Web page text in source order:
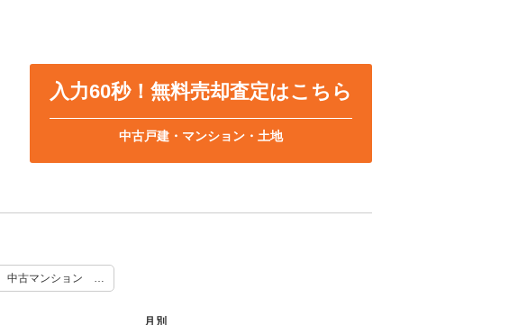
入力60秒！無料売却査定はこちら
中古戸建・マンション・土地
[宇都宮市一条 中古マンション ご査定依頼を承りました] 次の記事 ＞
月別